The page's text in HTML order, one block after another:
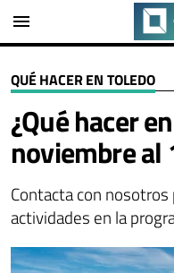
menu
QUÉ HACER EN TOLEDO
¿Qué hacer
noviembre al
Contacta con
actividades en la